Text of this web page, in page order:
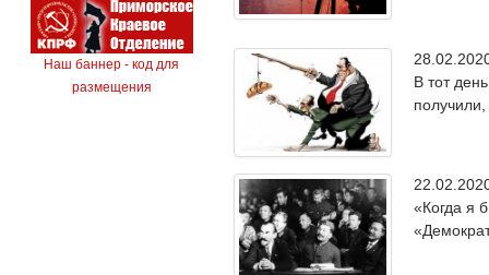
Наш баннер - код для
размещения
В тот
«Когда я